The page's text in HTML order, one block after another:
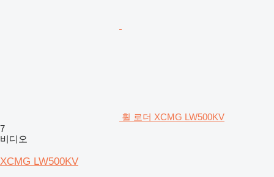
휠 로더 XCMG LW500KV
7
비디오
XCMG LW500KV